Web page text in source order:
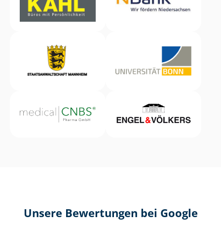
Unsere Bewertungen bei Google